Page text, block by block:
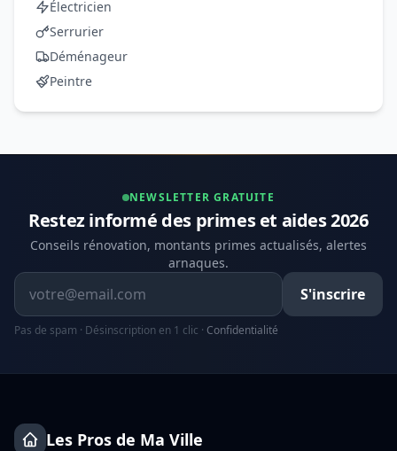
Électricien
Serrurier
Déménageur
Peintre
NEWSLETTER GRATUITE
Restez informé des primes et aides 2026
Conseils rénovation, montants primes actualisés, alertes
arnaques.
Adresse email
S'inscrire
Pas de spam · Désinscription en 1 clic · Confidentialité
Les Pros de Ma Ville